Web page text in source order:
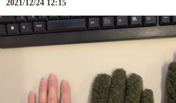
2021/12/24 12:15